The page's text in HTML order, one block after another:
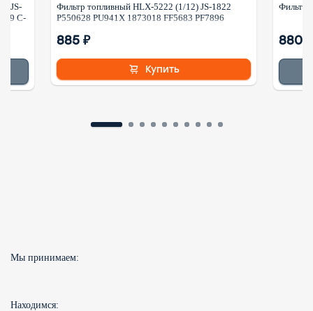
JS-
C-
Фильтр топливный HLX-5222 (1/12) JS-1822
P550628 PU941X 1873018 FF5683 PF7896
885 ₽
Купить
Фильтр
880 ₽
Мы принимаем:
Находимся: